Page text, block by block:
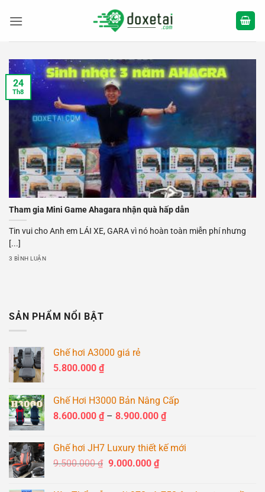
qua
Tham gia Mini Game Ahagara nhận quà hấp dẫn
Tin vui cho Anh em LÁI XE, GARA vì nó hoàn toàn miễn phí nhưng
[...]
3 BÌNH LUẬN
24
Th8
SẢN PHẨM NỔI BẬT
Ghế hơi A3000 giá rẻ
5.800.000 ₫
Ghế Hơi H3000 Bản Nâng Cấp
8.600.000 ₫ – 8.900.000 ₫Khoảng
8.600.000 ₫
Ghế hơi JH7 Luxury thiết kế mới
9.500.000₫ Giá
9.000.000 ₫Giá